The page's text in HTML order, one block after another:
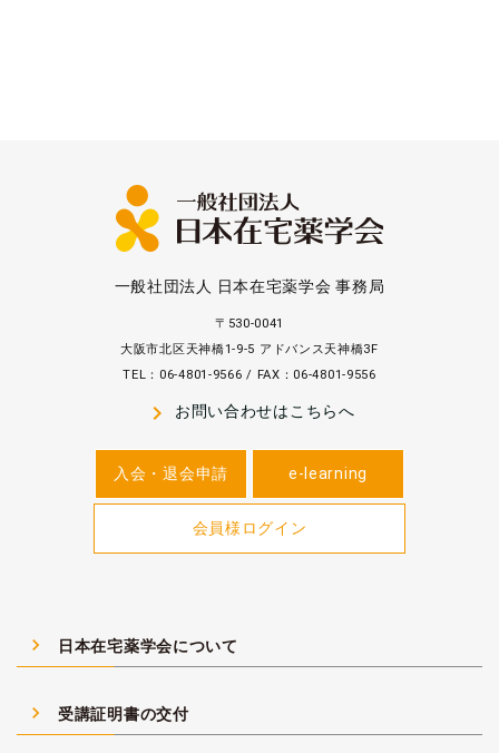
一般社団法人 日本在宅薬学会 事務局
〒530-0041
大阪市北区天神橋1-9-5 アドバンス天神橋3F
TEL：06-4801-9566 / FAX：06-4801-9556
navigate_next お問い合わせはこちらへ
入会・退会申請 e-learning
会員様ログイン
navigate_next 日本在宅薬学会について
navigate_next 受講証明書の交付